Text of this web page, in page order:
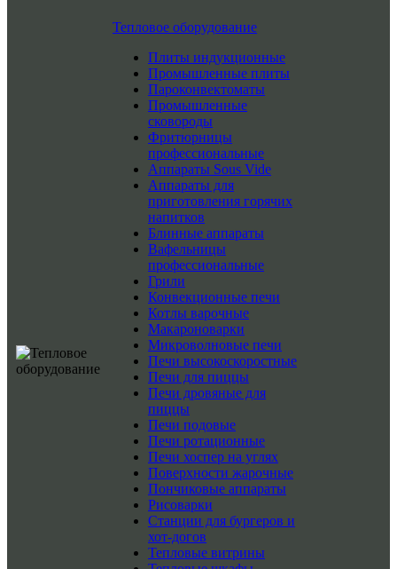
Тепловое оборудование
Плиты индукционные
Промышленные плиты
Пароконвектоматы
Промышленные
сковороды
Фритюрницы
профессиональные
Аппараты Sous Vide
Аппараты для
приготовления горячих
напитков
Блинные аппараты
Вафельницы
профессиональные
Грили
Конвекционные печи
Котлы варочные
Макароноварки
Микроволновые печи
Печи высокоскоростные
Печи для пиццы
Печи дровяные для
пиццы
Печи подовые
Печи ротационные
Печи хоспер на углях
Поверхности жарочные
Пончиковые аппараты
Рисоварки
Станции для бургеров и
хот-догов
Тепловые витрины